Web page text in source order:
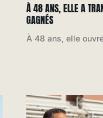
À 48 ANS, ELLE A
GAGNÉS
À 48 ans, elle